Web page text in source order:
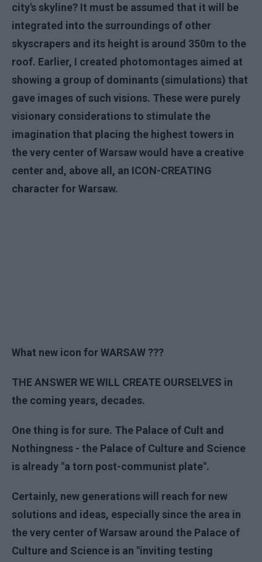
city's skyline? It must be assumed that it will be
integrated into the surroundings of other
skyscrapers and its height is around 350m to the
roof. Earlier, I created photomontages aimed at
showing a group of dominants (simulations) that
gave images of such visions. These were purely
visionary considerations to stimulate the
imagination that placing the highest towers in
the very center of Warsaw would have a creative
center and, above all, an ICON-CREATING
character for Warsaw.
What new icon for WARSAW ???
THE ANSWER WE WILL CREATE OURSELVES in
the coming years, decades.
One thing is for sure. The Palace of Cult and
Nothingness - the Palace of Culture and Science
is already "a torn post-communist plate".
Certainly, new generations will reach for new
solutions and ideas, especially since the area in
the very center of Warsaw around the Palace of
Culture and Science is an "inviting testing